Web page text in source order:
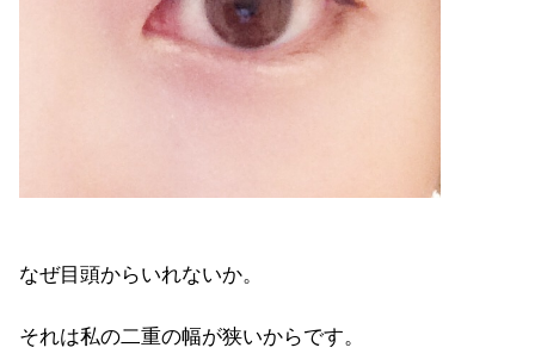
なぜ目頭からいれないか。
それは私の二重の幅が狭いからです。